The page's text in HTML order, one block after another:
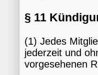
§ 11
(1) Jedes
jederzeit und
vorgesehenen